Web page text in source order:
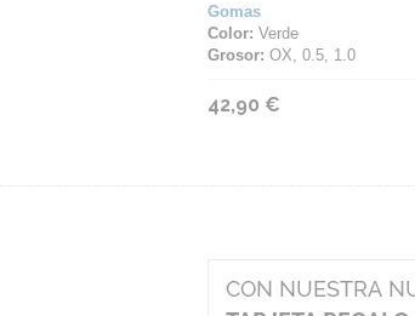
GRASS EDITION
Gomas
Color: Verde
Grosor: OX, 0.5, 1.0
42,90 €